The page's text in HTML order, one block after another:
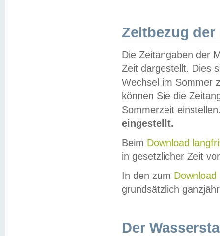
Zeitbezug der
Die Zeitangaben der
Zeit dargestellt. Dies
Wechsel im Sommer
können Sie die
Sommerzeit
eingestellt.
Beim Download
in gesetzlicher Zeit
In den zum Download
grundsätzlich
Der